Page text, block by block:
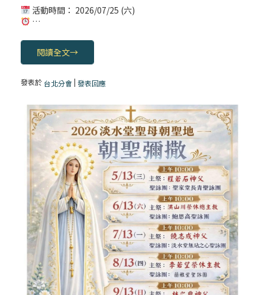
活動時間： 2026/07/25 (六)
…
閱讀全文→
發表於 台北分會|發表回應